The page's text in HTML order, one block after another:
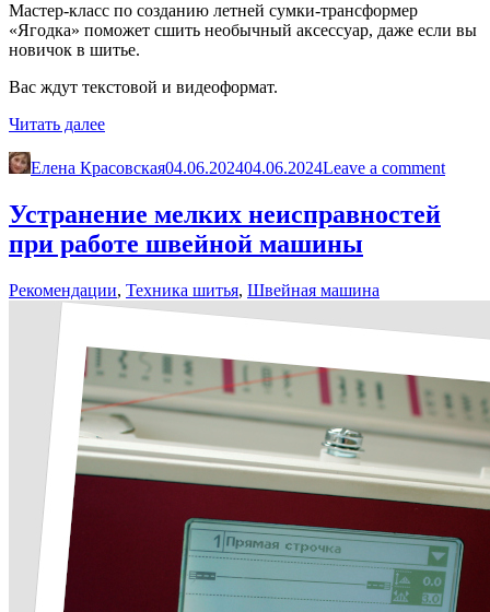
Мастер-класс по созданию летней сумки-трансформер
«Ягодка» поможет сшить необычный аксессуар, даже если вы
новичок в шитье.
Вас ждут текстовой и видеоформат.
Читать далее«Как
сумку-
трансформер
Елена Красовская04.06.202404.06.2024Leave a comment
Устранение мелких неисправностей
при работе швейной машины
Рекомендации, Техника шитья, Швейная машина